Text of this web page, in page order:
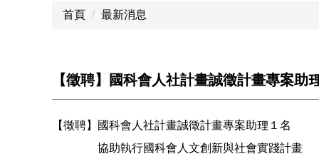
首頁 最新消息
【徵聘】國科會人社計畫誠徵計畫專案助
【徵聘】國科會人社計畫誠徵計畫專案助理１名
協助執行國科會人文創新與社會實踐計畫